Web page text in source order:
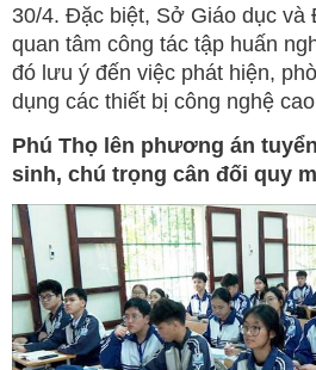
30/4. Đặc biệt, Sở Giáo dục và
quan tâm công tác tập huấn
đó lưu ý đến việc phát hiện,
dụng các thiết bị công nghệ
Phú Thọ lên phương án
sinh, chú trọng cân đối quy